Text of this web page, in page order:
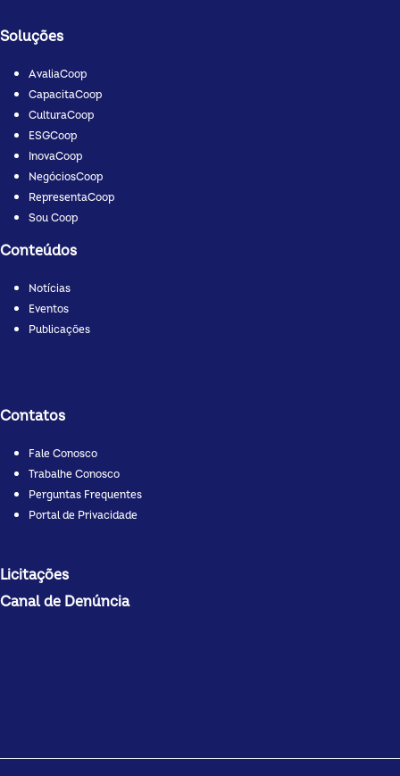
Soluções
AvaliaCoop
CapacitaCoop
CulturaCoop
ESGCoop
InovaCoop
NegóciosCoop
RepresentaCoop
Sou Coop
Conteúdos
Notícias
Eventos
Publicações
Contatos
Fale Conosco
Trabalhe Conosco
Perguntas Frequentes
Portal de Privacidade
Licitações
Canal de Denúncia